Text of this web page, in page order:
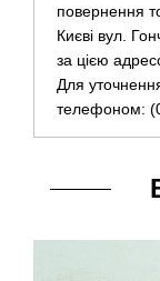
повернення
Києві вул.
за цією
Для
телефоном: